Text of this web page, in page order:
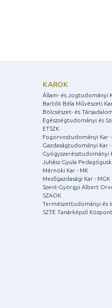
KAROK
Állam- és Jogtudományi
Bartók Béla Művészeti
Bölcsészet- és
Egészségtudományi és
ETSZK
Fogorvostudományi Kar -
Gazdaságtudományi Kar -
Gyógyszerésztudományi
Juhász Gyula
Mérnöki Kar - MK
Mezőgazdasági Kar - MGK
Szent-Györgyi Albert
SZAOK
Természettudományi és
SZTE Tanárképző Központ